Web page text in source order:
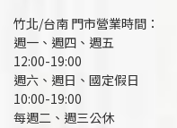
竹北/台南 門市營業時間：
週一、週四、週五
12:00-19:00
週六、週日、國定假日
10:00-19:00
每週二、週三公休